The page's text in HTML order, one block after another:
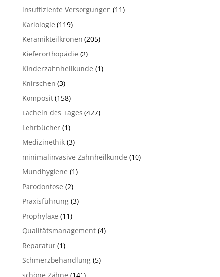
insuffiziente Versorgungen (11)
Kariologie (119)
Keramikteilkronen (205)
Kieferorthopädie (2)
Kinderzahnheilkunde (1)
Knirschen (3)
Komposit(158)
Lächeln des Tages (427)
Lehrbücher(1)
Medizinethik(3)
minimalinvasive Zahnheilkunde (10)
Mundhygiene (1)
Parodontose (2)
Praxisführung(3)
Prophylaxe (11)
Qualitätsmanagement(4)
Reparatur(1)
Schmerzbehandlung(5)
schöne Zähne (141)